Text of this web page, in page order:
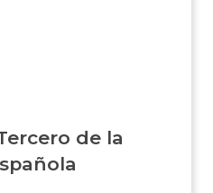
de la